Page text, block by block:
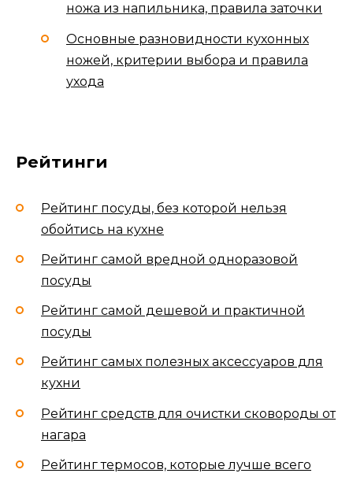
ножа из напильника, правила заточки
Основные разновидности кухонных
ножей, критерии выбора и правила
ухода
Рейтинги
Рейтинг посуды, без которой нельзя
обойтись на кухне
Рейтинг самой вредной одноразовой
посуды
Рейтинг самой дешевой и практичной
посуды
Рейтинг самых полезных аксессуаров для
кухни
Рейтинг средств для очистки сковороды от
нагара
Рейтинг термосов, которые лучше всего